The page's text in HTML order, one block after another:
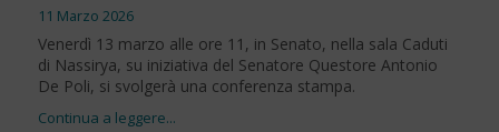
11 Marzo 2026
Venerdì 13 marzo alle ore 11, in Senato, nella sala Caduti
di Nassirya, su iniziativa del Senatore Questore Antonio
De Poli, si svolgerà una conferenza stampa.